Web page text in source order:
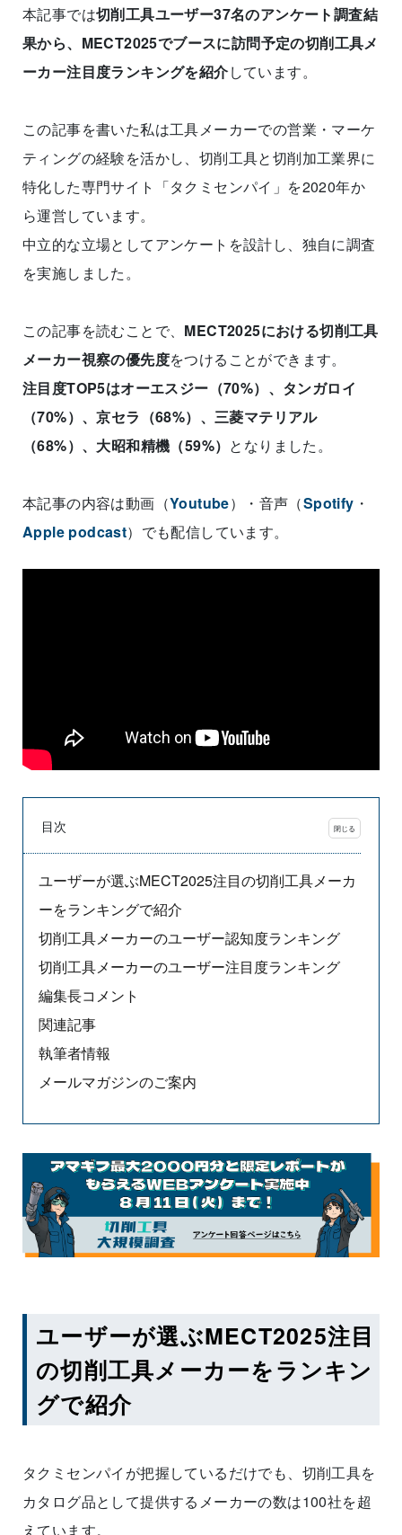
本記事では切削工具ユーザー37名のアンケート調査結
果から、MECT2025でブースに訪問予定の切削工具メ
ーカー注目度ランキングを紹介しています。
この記事を書いた私は工具メーカーでの営業・マーケ
ティングの経験を活かし、切削工具と切削加工業界に
特化した専門サイト「タクミセンパイ」を2020年か
ら運営しています。
中立的な立場としてアンケートを設計し、独自に調査
を実施しました。
この記事を読むことで、 MECT2025における切削工具
メーカー視察の優先度をつけることができます。
注目度TOP5はオーエスジー（70%）、タンガロイ
（70%）、京セラ（68%）、三菱マテリアル
（68%）、大昭和精機（59%） となりました。
本記事の内容は動画（Youtube）・音声（Spotify ・
Apple podcast）でも配信しています。
目次
ユーザーが選ぶMECT2025注目の切削工具メーカ
ーをランキングで紹介
切削工具メーカーのユーザー認知度ランキング
切削工具メーカーのユーザー注目度ランキング
編集長コメント
関連記事
執筆者情報
メールマガジンのご案内
ユーザーが選ぶMECT2025注目
の切削工具メーカーをランキン
グで紹介
タクミセンパイが把握しているだけでも、切削工具を
カタログ品として提供するメーカーの数は100社を超
えています。